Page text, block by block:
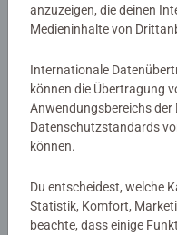
Schwein und ein Lied
Außerdem gibt es zu
neugierige Ferkel
schließt Freundschaft
Puzzles lebendig!
werden.
Richtlinien für
anzuzeigen, die deinen
Medieninhalte von
Internationale
können die Übertragung
Anwendungsbereichs der
Datenschutzstandards
können.
Du entscheidest, welche
Statistik, Komfort,
beachte, dass einige